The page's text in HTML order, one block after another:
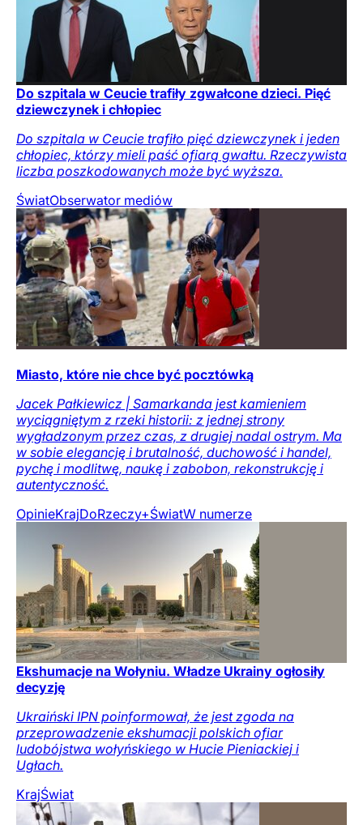
Do szpitala w Ceucie trafiły zgwałcone dzieci. Pięć
dziewczynek i chłopiec
Do szpitala w Ceucie trafiło pięć dziewczynek i jeden
chłopiec, którzy mieli paść ofiarą gwałtu. Rzeczywista
liczba poszkodowanych może być wyższa.
ŚwiatObserwator mediów
Miasto, które nie chce być pocztówką
Jacek Pałkiewicz | Samarkanda jest kamieniem
wyciągniętym z rzeki historii: z jednej strony
wygładzonym przez czas, z drugiej nadal ostrym. Ma
w sobie elegancję i brutalność, duchowość i handel,
pychę i modlitwę, naukę i zabobon, rekonstrukcję i
autentyczność.
OpinieKrajDoRzeczy+ŚwiatW numerze
Ekshumacje na Wołyniu. Władze Ukrainy ogłosiły
decyzję
Ukraiński IPN poinformował, że jest zgoda na
przeprowadzenie ekshumacji polskich ofiar
ludobójstwa wołyńskiego w Hucie Pieniackiej i
Ugłach.
KrajŚwiat